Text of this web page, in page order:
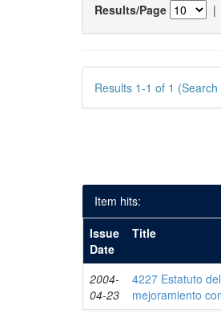
Results/Page |
Results 1-1 of 1
Item hits:
Issue
Date
Title
2004-
04-23
4227 Estatuto
mejoramiento